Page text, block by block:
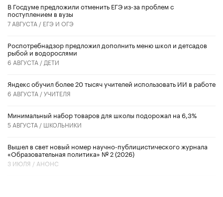
В Госдуме предложили отменить ЕГЭ из-за проблем с
поступлением в вузы
7 АВГУСТА / ЕГЭ И ОГЭ
Роспотребнадзор предложил дополнить меню школ и детсадов
рыбой и водорослями
6 АВГУСТА / ДЕТИ
​Яндекс обучил более 20 тысяч учителей использовать ИИ в работе
6 АВГУСТА /УЧИТЕЛЯ
Минимальный набор товаров для школы подорожал на 6,3%
5 АВГУСТА / ШКОЛЬНИКИ
Вышел в свет новый номер научно-публицистического журнала
«Образовательная политика» № 2 (2026)
3 ИЮЛЯ / АНОНС